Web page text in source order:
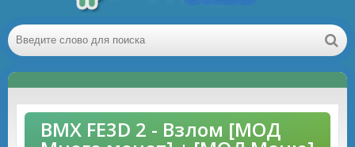
BMX FE3D 2 - Взлом [МОД